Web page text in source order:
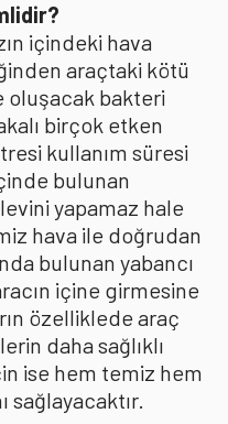
içindeki hava
araçtaki kötü
oluşacak bakteri
birçok etken
kullanım süresi
bulunan
yapamaz hale
hava ile doğrudan
bulunan yabancı
içine girmesine
özelliklede araç
daha sağlıklı
ise hem temiz hem
sağlayacaktır.